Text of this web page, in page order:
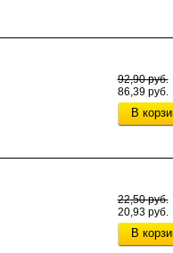
92,90 руб.
86,39 руб.
В
22,50 руб.
20,93 руб.
В